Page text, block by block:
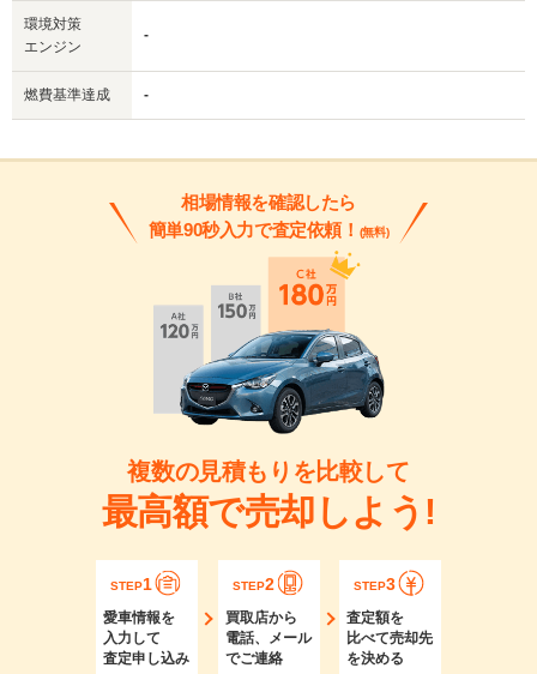
環境対策
エンジン
-
燃費基準達成 -
相場情報を確認したら
簡単90秒入力で査定依頼！ (無料)
複数の見積もりを比較して
最高額で売却しよう!
STEP1
愛車情報を
入力して
査定申し込み
STEP2
買取店から
電話、メール
でご連絡
STEP3
査定額を
比べて売却先
を決める